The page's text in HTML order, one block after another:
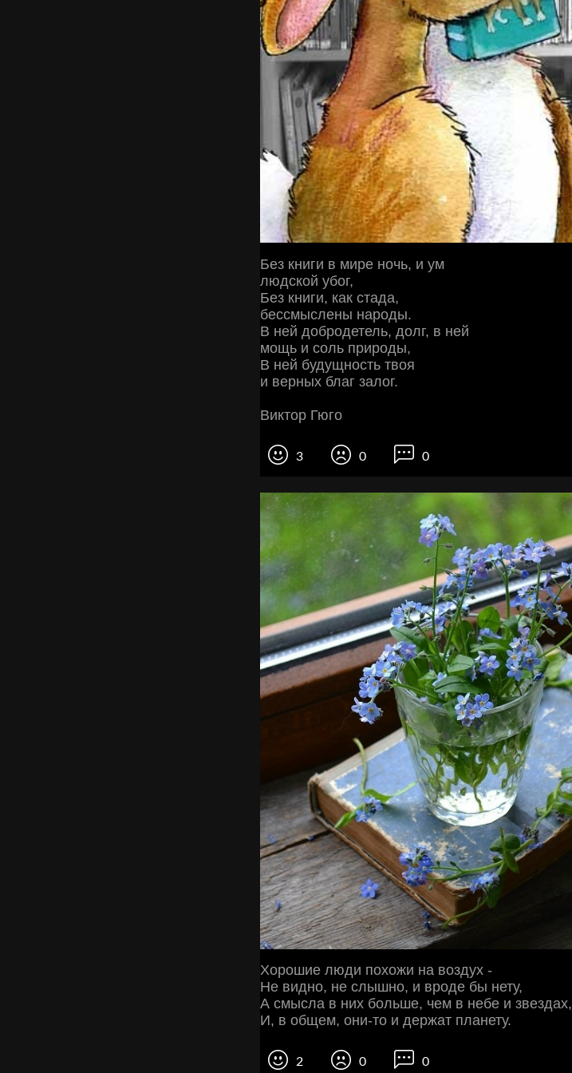
Без книги в мире ночь, и ум
людской убог,
Без книги, как стада,
бессмыслены народы.
В ней добродетель, долг, в ней
мощь и соль природы,
В ней будущность твоя
и верных благ залог.
Виктор Гюго
3 0 0
Хорошие люди похожи на воздух -
Не видно, не слышно, и вроде бы нету,
А смысла в них больше, чем в небе и звездах,
И, в общем, они-то и держат планету.
2 0 0